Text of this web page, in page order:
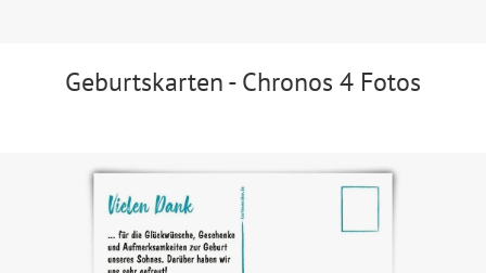
Geburtskarten - Chronos 4 Fotos